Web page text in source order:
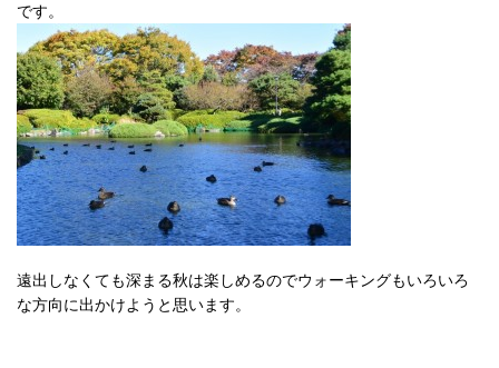
です。
遠出しなくても深まる秋は楽しめるのでウォーキングもいろいろ
な方向に出かけようと思います。